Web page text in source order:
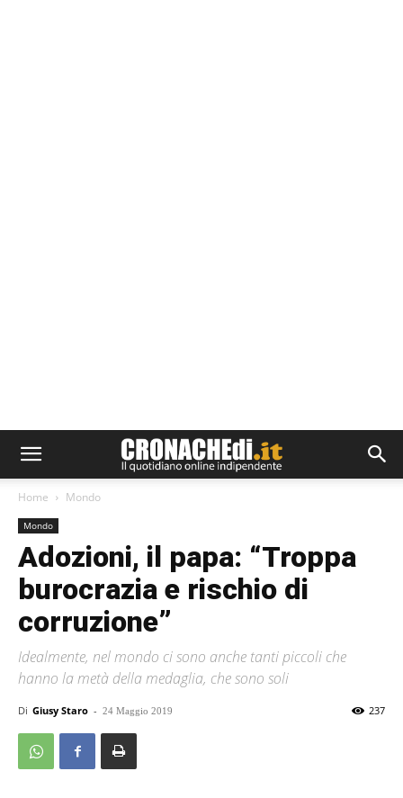
Home Mondo
Mondo
Adozioni, il papa: “Troppa
burocrazia e rischio di
corruzione”
Idealmente, nel mondo ci sono anche tanti piccoli che
hanno la metà della medaglia, che sono soli
Di Giusy Staro - 24 Maggio 2019 237